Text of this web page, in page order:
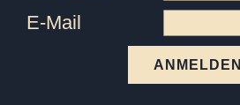
E-Mail
ANMELDEN